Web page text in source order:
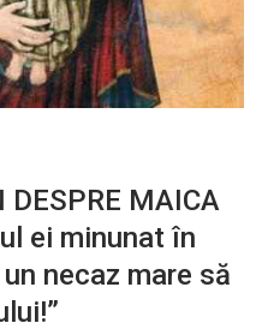
DESPRE MAICA
ei minunat în
necaz mare să